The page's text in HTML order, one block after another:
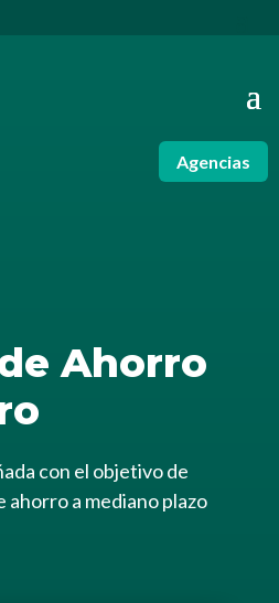
Agencias
Ahorro
con el objetivo de
ahorro a mediano plazo